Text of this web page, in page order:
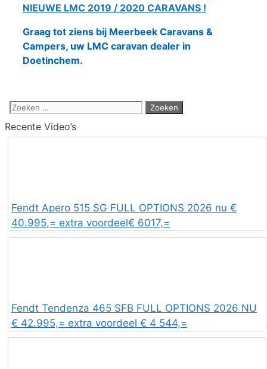
NIEUWE LMC 2019 / 2020 CARAVANS !
Graag tot ziens bij Meerbeek Caravans &
Campers, uw LMC caravan dealer in
Doetinchem.
Zoek
naar:
Recente Video’s
Fendt Apero 515 SG FULL OPTIONS 2026 nu €
40.995,= extra voordeel€ 6017,=
Fendt Tendenza 465 SFB FULL OPTIONS 2026 NU
€ 42.995,= extra voordeel € 4 544,=